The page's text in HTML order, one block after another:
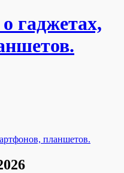
гаджетах,